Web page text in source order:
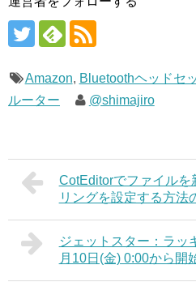
Amazon, Bluetoothヘッドセ
ルーター
@shimajiro
CotEditorでファイルを
リングを設定する方法
ジェットスター：ラッ
月10日(金) 0:00から開